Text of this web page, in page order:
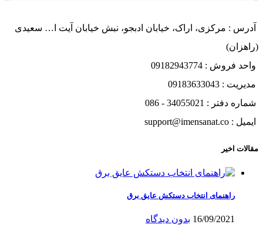
آدرس : مرکزی، اراک، خیابان ادبجو، نبش خیابان آیت ا… سعیدی
(راهزان)
واحد فروش : 09182943774
مدیریت : 09183633043
شماره دفتر : 34055021 - 086
ایمیل : support@imensanat.co
مقالات اخیر
راهنمای انتخاب دستکش عایق برق
16/09/2021 بدون دیدگاه